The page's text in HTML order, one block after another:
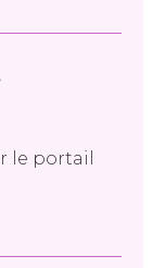
le portail